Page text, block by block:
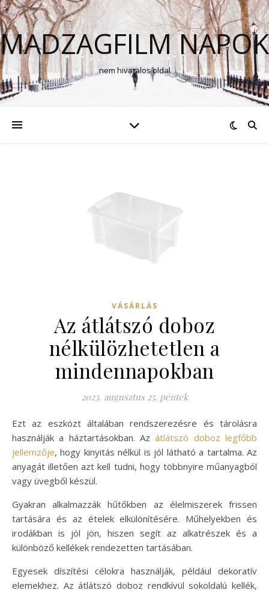
MADZAGFILM NAPOK
nem hivatalos oldal
VÁSÁRLÁS
Az átlátszó doboz
nélkülözhetetlen a
mindennapokban
2023. augusztus 25. péntek
Ezt az eszközt általában rendszerezésre és tárolásra
használják a háztartásokban. Az átlátszó doboz legfőbb
jellemzője, hogy kinyitás nélkül is jól látható a tartalma. Az
anyagát illetően azt kell tudni, hogy többnyire műanyagból
vagy üvegből készül.
Gyakran alkalmazzák hűtőkben az élelmiszerek frissen
tartására és az ételek elkülönítésére. Műhelyekben és
irodákban is jól jön, hiszen segít az alkatrészek és a
különböző kellékek rendezetten tartásában.
Egyesek díszítési célokra használják, például dekoratív
elemekhez. Az átlátszó doboz rendkívül sokoldalú kellék,